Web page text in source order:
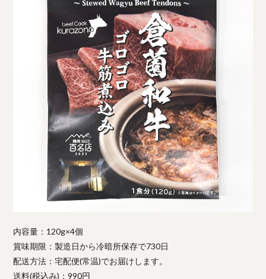
内容量：120g×4個
賞味期限：製造日から冷暗所保存で730日
配送方法：宅配便(常温)でお届けします。
送料(税込み)：990円